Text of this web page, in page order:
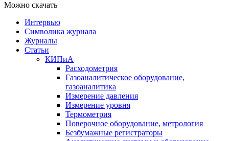
Можно скачать
Интервью
Символика журнала
Журналы
Статьи
КИПиА
Расходометрия
Газоаналитическое оборудование,
газоаналитика
Измерение давления
Измерение уровня
Термометрия
Поверочное оборудование, метрология
Безбумажные регистраторы